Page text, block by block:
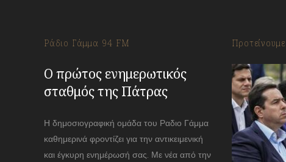
Ράδιο Γάμμα 94 FM
Ο πρώτος ενημερωτικός
σταθμός της Πάτρας
Η δημοσιογραφική ομάδα του Ραδιο Γάμμα
καθημερινά φροντίζει για την αντικειμενική
και έγκυρη ενημέρωσή σας. Με νέα από την
Προτείνουμε